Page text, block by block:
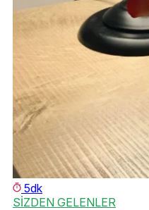
5dk
SİZDEN GELENLER